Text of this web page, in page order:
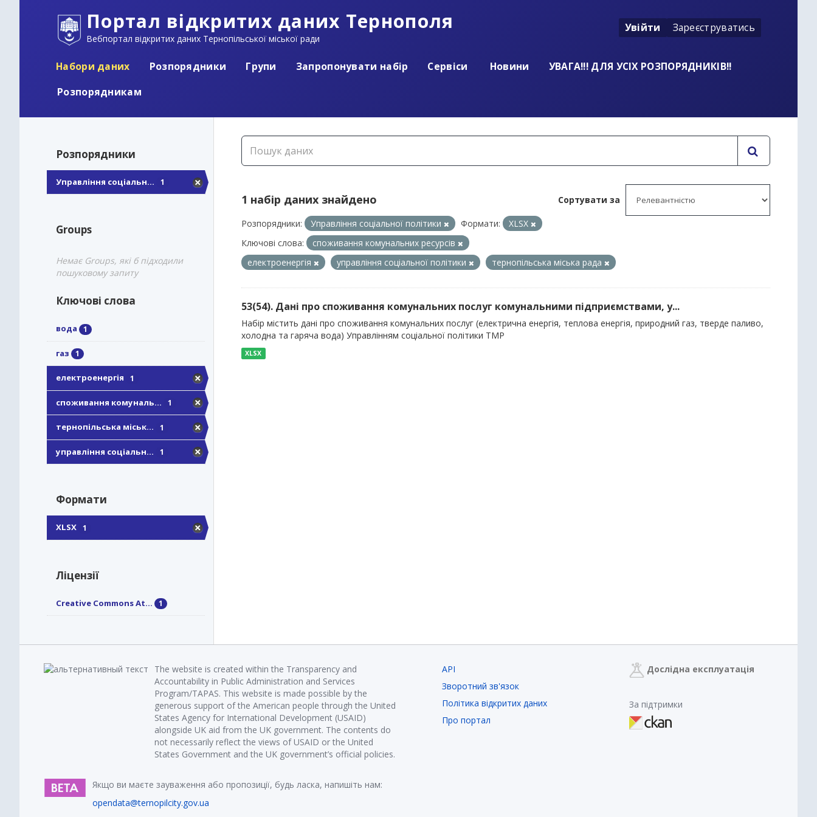
Портал відкритих даних Тернополя
Вебпортал відкритих даних Тернопільської міської ради
Увійти Зареєструватись
Набори даних Розпорядники Групи Запропонувати набір Сервіси Новини
УВАГА!!! ДЛЯ УСІХ РОЗПОРЯДНИКІВ!!
Розпорядникам
Розпорядники
Управління соціальн... 1
Groups
Немає Groups, які б підходили
пошуковому запиту
Ключові слова
вода 1
газ 1
електроенергія 1
споживання комуналь... 1
тернопільська міськ... 1
управління соціальн... 1
Формати
XLSX 1
Ліцензії
Creative Commons At... 1
Сортувати за
1 набір даних знайдено
Розпорядники: Управління соціальної політики Формати:
XLSX
Ключові слова:
споживання комунальних ресурсів
електроенергія
управління соціальної політики тернопільська міська рада
53(54). Дані про споживання комунальних послуг комунальними підприємствами, у...
Набір містить дані про споживання комунальних послуг (електрична енергія, теплова енергія, природний газ, тверде паливо,
холодна та гаряча вода) Управлінням соціальної політики ТМР
XLSX
The website is created within the Transparency and
Accountability in Public Administration and Services
Program/TAPAS. This website is made possible by the
generous support of the American people through the United
States Agency for International Development (USAID)
alongside UK aid from the UK government. The contents do
not necessarily reflect the views of USAID or the United
States Government and the UK government’s official policies.
Якщо ви маєте зауваження або пропозиції, будь ласка, напишіть нам:
opendata@ternopilcity.gov.ua
API
Зворотний зв'язок
Політика відкритих даних
Про портал
Дослідна експлуатація
За підтримки